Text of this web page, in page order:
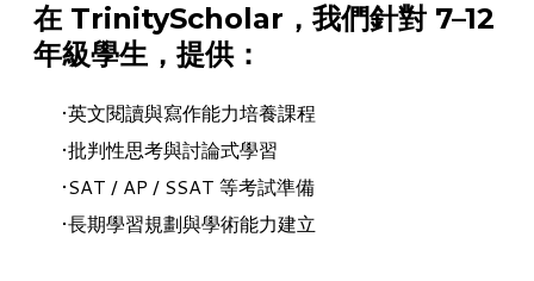
​在 TrinityScholar，我們針對 7–12
年級學生，提供：
英文閱讀與寫作能力培養課程
批判性思考與討論式學習
SAT / AP / SSAT 等考試準備
長期學習規劃與學術能力建立